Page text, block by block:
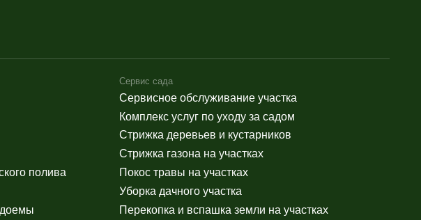
Новогоднее оформление в Казани
Новогоднее оформление фасадов домов
Оформление витрин магазинов
Украшение ёлок
Новогоднее оформление загородных домов